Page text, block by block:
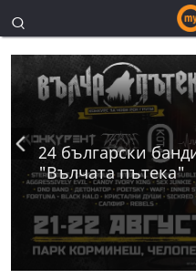
24 български
"Вълчата пътека"